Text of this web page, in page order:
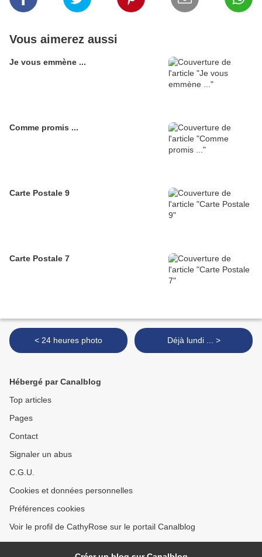
Vous aimerez aussi
Je vous emmène ...
Comme promis ...
Carte Postale 9
Carte Postale 7
< 24 heures photo Déjà lundi ... >
Hébergé par Canalblog
Top articles
Pages
Contact
Signaler un abus
C.G.U.
Cookies et données personnelles
Préférences cookies
Voir le profil de CathyRose sur le portail Canalblog